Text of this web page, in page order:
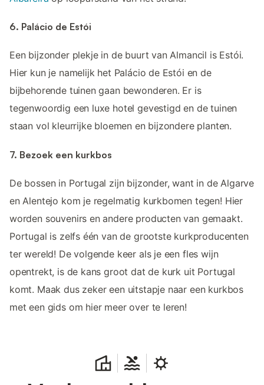
6. Palácio de Estói
Een bijzonder plekje in de buurt van Almancil is Estói.
Hier kun je namelijk het Palácio de Estói en de
bijbehorende tuinen gaan bewonderen. Er is
tegenwoordig een luxe hotel gevestigd en de tuinen
staan vol kleurrijke bloemen en bijzondere planten.
7. Bezoek een kurkbos
De bossen in Portugal zijn bijzonder, want in de Algarve
en Alentejo kom je regelmatig kurkbomen tegen! Hier
worden souvenirs en andere producten van gemaakt.
Portugal is zelfs één van de grootste kurkproducenten
ter wereld! De volgende keer als je een fles wijn
opentrekt, is de kans groot dat de kurk uit Portugal
komt. Maak dus zeker een uitstapje naar een kurkbos
met een gids om hier meer over te leren!